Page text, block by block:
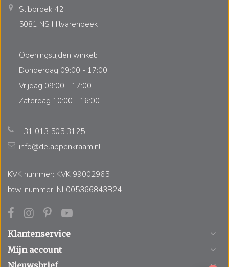
Slibbroek 42
5081 NS Hilvarenbeek
Openingstijden winkel:
Donderdag 09:00 - 17:00
Vrijdag 09:00 - 17:00
Zaterdag 10:00 - 16:00
+31 013 505 3125
info@delappenkraam.nl
KVK nummer: KVK 99002965
btw-nummer: NL005366843B24
Klantenservice
Mijn account